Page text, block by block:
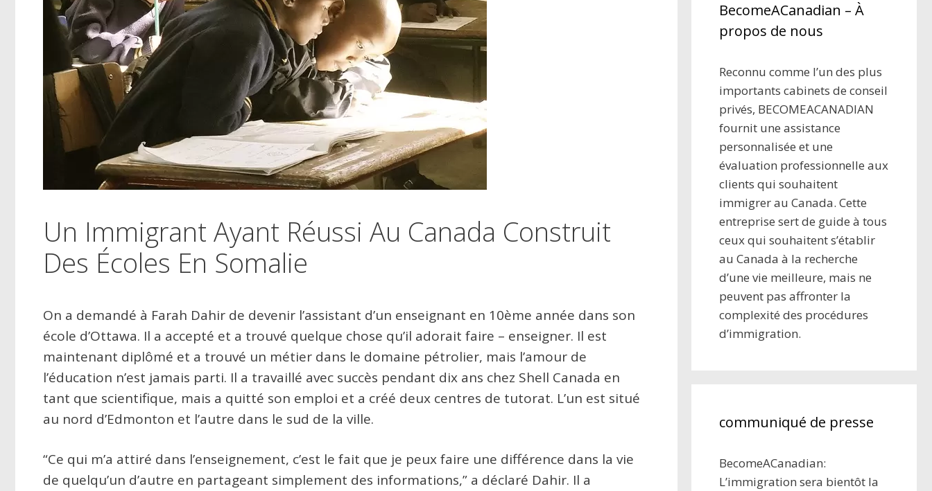
Un Immigrant Ayant Réussi Au Canada Construit
Des Écoles En Somalie
On a demandé à Farah Dahir de devenir l’assistant d’un enseignant en 10ème année dans son
école d’Ottawa. Il a accepté et a trouvé quelque chose qu’il adorait faire – enseigner. Il est
maintenant diplômé et a trouvé un métier dans le domaine pétrolier, mais l’amour de
l’éducation n’est jamais parti. Il a travaillé avec succès pendant dix ans chez Shell Canada en
tant que scientifique, mais a quitté son emploi et a créé deux centres de tutorat. L’un est situé
au nord d’Edmonton et l’autre dans le sud de la ville.
“Ce qui m’a attiré dans l’enseignement, c’est le fait que je peux faire une différence dans la vie
de quelqu’un d’autre en partageant simplement des informations,” a déclaré Dahir. Il a
BecomeACanadian – À
propos de nous
Reconnu comme l’un des plus
importants cabinets de conseil
privés, BECOMEACANADIAN
fournit une assistance
personnalisée et une
évaluation professionnelle aux
clients qui souhaitent
immigrer au Canada. Cette
entreprise sert de guide à tous
ceux qui souhaitent s’établir
au Canada à la recherche
d’une vie meilleure, mais ne
peuvent pas affronter la
complexité des procédures
d’immigration.
communiqué de presse
BecomeACanadian:
L’immigration sera bientôt la